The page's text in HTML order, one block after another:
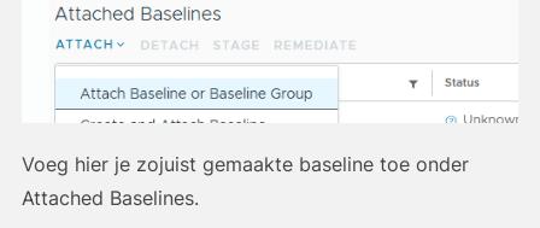
Voeg hier je zojuist gemaakte baseline toe onder
Attached Baselines.